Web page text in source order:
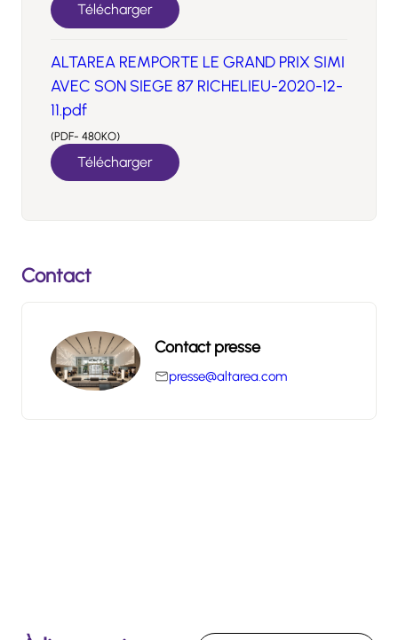
Télécharger
ALTAREA REMPORTE LE GRAND PRIX SIMI
AVEC SON SIEGE 87 RICHELIEU-2020-12-
11.pdf
(PDF- 480KO)
Télécharger
Contact
Contact presse
presse@altarea.com